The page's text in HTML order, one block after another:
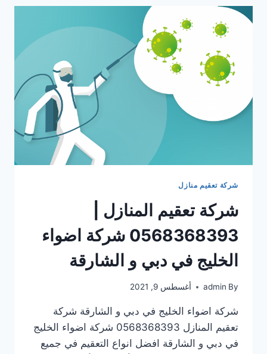
شركة تعقيم منازل
شركة تعقيم المنازل |
0568368393 شركة اضواء
الخليج في دبي و الشارقة
By
admin أغسطس 9, 2021
شركة اضواء الخليج في دبي و الشارقة شركة
تعقيم المنازل 0568368393 شركة اضواء الخليج
في دبي و الشارقة افضل انواع التعقيم في جميع